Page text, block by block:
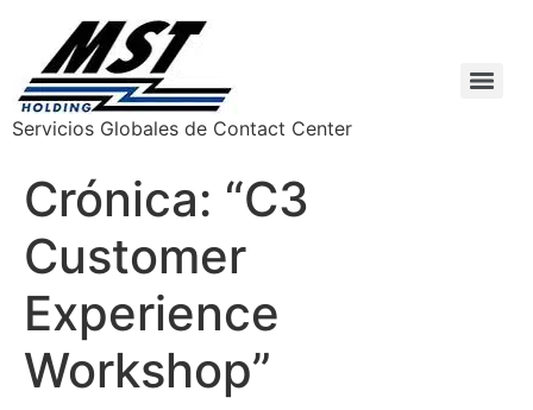
Servicios Globales de Contact Center
Crónica: “C3
Customer
Experience
Workshop”